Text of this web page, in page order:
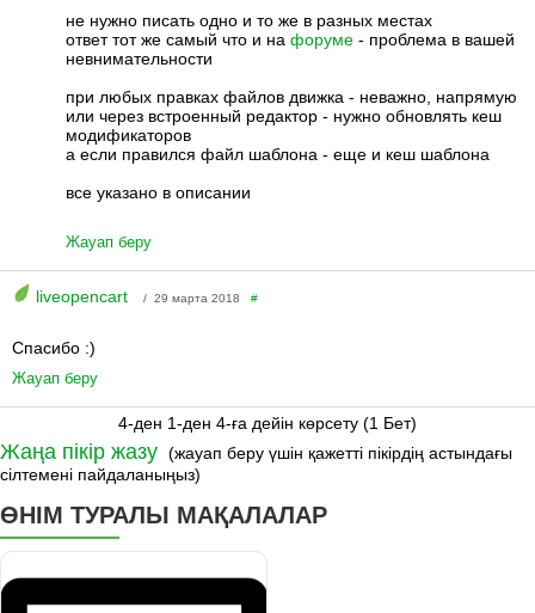
не нужно писать одно и то же в разных местах
ответ тот же самый что и на форуме- проблема в вашей
невнимательности
при любых правках файлов движка - неважно, напрямую
или через встроенный редактор - нужно обновлять кеш
модификаторов
а если правился файл шаблона - еще и кеш шаблона
все указано в описании
Жауап беру
liveopencart / 29 марта 2018 #
Спасибо :)
Жауап беру
4-ден 1-ден 4-ға дейін көрсету (1 Бет)
Жаңа пікір жазу (жауап беру үшін қажетті пікірдің астындағы
сілтемені пайдаланыңыз)
ӨНІМ ТУРАЛЫ МАҚАЛАЛАР